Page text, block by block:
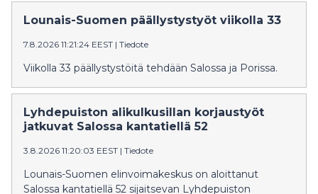
Lounais-Suomen päällystystyöt viikolla 33
7.8.2026 11:21:24 EEST | Tiedote
Viikolla 33 päällystystöitä tehdään Salossa ja Porissa.
Lyhdepuiston alikulkusillan korjaustyöt
jatkuvat Salossa kantatiellä 52
3.8.2026 11:20:03 EEST | Tiedote
Lounais-Suomen elinvoimakeskus on aloittanut
Salossa kantatiellä 52 sijaitsevan Lyhdepuiston